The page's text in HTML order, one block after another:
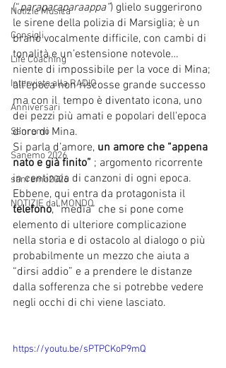
Notizie Musica
Consigli
Life Coaching
Intervista alla RADIO
Anniversari
Sanremo
Sanemo 2026
sanremo2026
NOTIZIE dal MONDO
(“paraparaparaappa”) glielo suggerirono
le sirene della polizia di Marsiglia; è un
brano vocalmente difficile, con cambi di
tonalità e un’estensione notevole…
niente di impossibile per la voce di Mina;
all'epoca non riscosse grande successo
ma con il  tempo è diventato icona, uno
dei pezzi più amati e popolari dell'epoca
d'oro di Mina.
Si parla d’amore, un amore che “appena
nato e già finito” ; argomento ricorrente
in centinaia di canzoni di ogni epoca.
Ebbene, qui entra da protagonista il
telefono, “media” che si pone come
elemento di ulteriore complicazione
nella storia e di ostacolo al dialogo o più
probabilmente un mezzo che aiuta a
“dirsi addio” e a prendere le distanze
dalla sofferenza che si potrebbe vedere
negli occhi di chi viene lasciato.
https://youtu.be/sPTPCKoP9mQ